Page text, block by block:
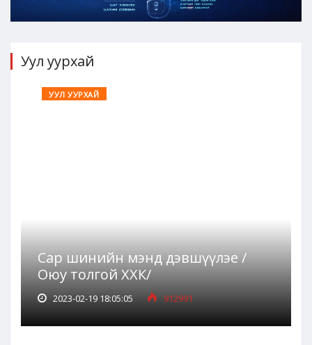
Уул уурхай
УУЛ УУРХАЙ
Сар шинийн мэнд дэвшүүлэе /
Оюу толгой ХХК/
2023-02-19 18:05:05 912991